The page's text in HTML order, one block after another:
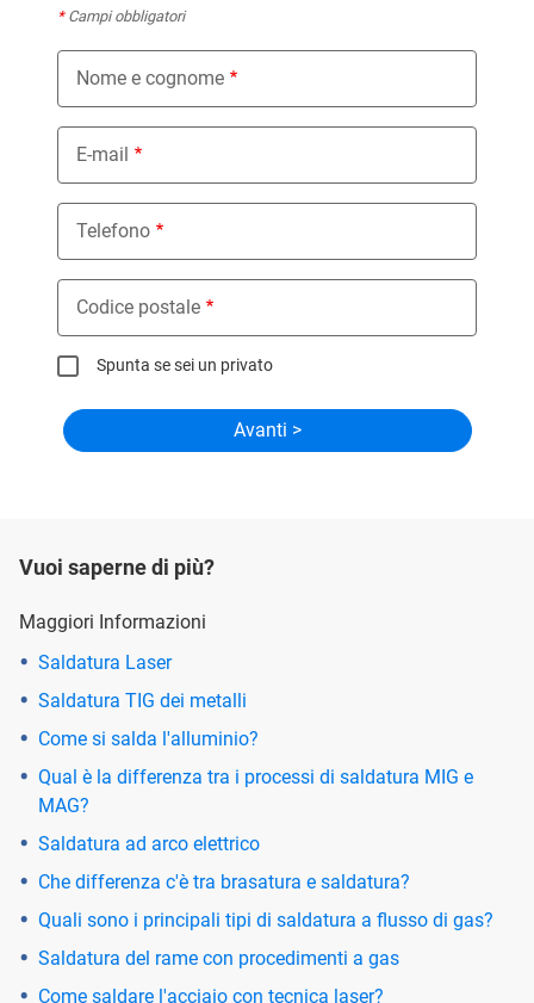
*Campi obbligatori
Nome e cognome
E-mail
Telefono
Codice postale
Spunta se sei un privato
Vuoi saperne di più?
Maggiori Informazioni
Saldatura Laser
Saldatura TIG dei metalli
Come si salda l'alluminio?
Qual è la differenza tra i processi di saldatura MIG e
MAG?
Saldatura ad arco elettrico
Che differenza c'è tra brasatura e saldatura?
Quali sono i principali tipi di saldatura a flusso di gas?
Saldatura del rame con procedimenti a gas
Come saldare l'acciaio con tecnica laser?